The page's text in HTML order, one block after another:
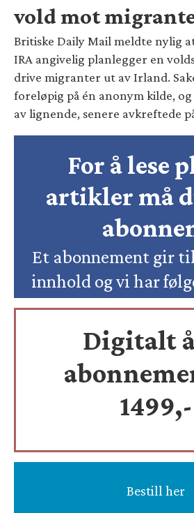
vold mot
Britiske Daily Mail meldte nylig
IRA angivelig planlegger en
drive migranter ut av Irland.
foreløpig på én anonym kilde,
av lignende, senere avkreftede
For å lese
artikler må
Et abonnement gir
innhold og vi har
Digitalt
1499,-
Bestill her